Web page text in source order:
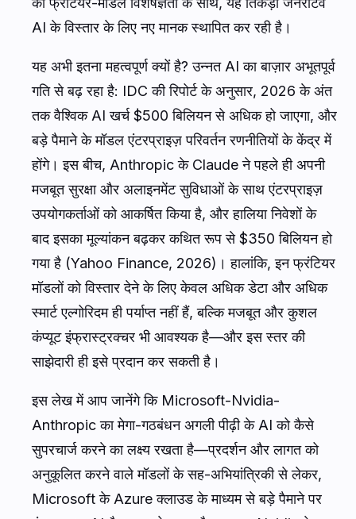
AI के विस्तार के लिए नए मानक स्थापित कर रही है।
यह अभी इतना महत्वपूर्ण क्यों है? उन्नत AI का बाज़ार अभूतपूर्व
गति से बढ़ रहा है: IDC की रिपोर्ट के अनुसार, 2026 के अंत
तक वैश्विक AI खर्च $500 बिलियन से अधिक हो जाएगा, और
बड़े पैमाने के मॉडल एंटरप्राइज़ परिवर्तन रणनीतियों के केंद्र में
होंगे। इस बीच, Anthropic के Claude ने पहले ही अपनी
मजबूत सुरक्षा और अलाइनमेंट सुविधाओं के साथ एंटरप्राइज़
उपयोगकर्ताओं को आकर्षित किया है, और हालिया निवेशों के
बाद इसका मूल्यांकन बढ़कर कथित रूप से $350 बिलियन हो
गया है (Yahoo Finance, 2026)। हालांकि, इन फ्रंटियर
मॉडलों को विस्तार देने के लिए केवल अधिक डेटा और अधिक
स्मार्ट एल्गोरिदम ही पर्याप्त नहीं हैं, बल्कि मजबूत और कुशल
कंप्यूट इंफ्रास्ट्रक्चर भी आवश्यक है—और इस स्तर की
साझेदारी ही इसे प्रदान कर सकती है।
इस लेख में आप जानेंगे कि Microsoft-Nvidia-
Anthropic का मेगा-गठबंधन अगली पीढ़ी के AI को कैसे
सुपरचार्ज करने का लक्ष्य रखता है—प्रदर्शन और लागत को
अनुकूलित करने वाले मॉडलों के सह-अभियांत्रिकी से लेकर,
Microsoft के Azure क्लाउड के माध्यम से बड़े पैमाने पर